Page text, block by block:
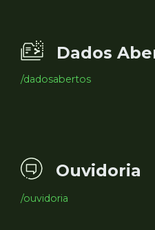
Dados
/dadosabertos
Ouvidoria
/ouvidoria